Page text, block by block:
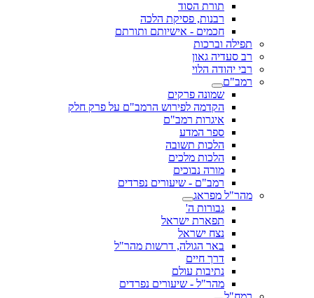
תורת הסוד
רבנות, פסיקת הלכה
חכמים - אישיותם ותורתם
תפילה וברכות
רב סעדיה גאון
רבי יהודה הלוי
רמב"ם
שמונה פרקים
הקדמה לפירוש הרמב"ם על פרק חלק
איגרות רמב"ם
ספר המדע
הלכות תשובה
הלכות מלכים
מורה נבוכים
רמב"ם - שיעורים נפרדים
מהר"ל מפראג
גבורות ה'
תפארת ישראל
נצח ישראל
באר הגולה, דרשות מהר"ל
דרך חיים
נתיבות עולם
מהר"ל - שיעורים נפרדים